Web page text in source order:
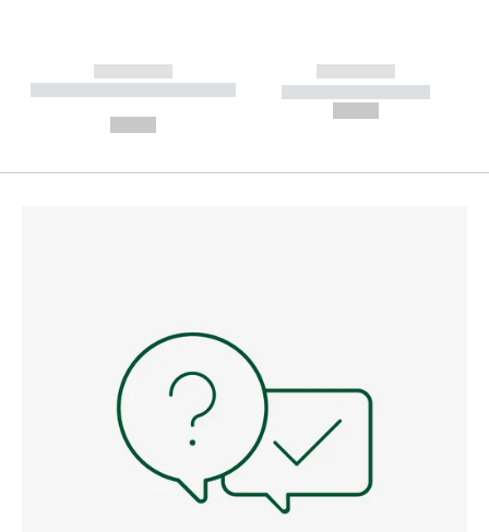
------------
----------- ----------- --------
------------
----------- -----------